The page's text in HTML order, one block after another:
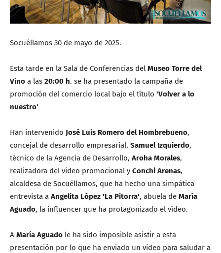
Socuéllamos 30 de mayo de 2025.
Esta tarde en la Sala de Conferencias del Museo Torre del
Vino a las 20:00 h. se ha presentado la campaña de
promoción del comercio local bajo el título 'Volver a lo
nuestro'
Han intervenido José Luis Romero del Hombrebueno,
concejal de desarrollo empresarial, Samuel Izquierdo,
técnico de la Agencia de Desarrollo, Aroha Morales,
realizadora del vídeo promocional y Conchi Arenas,
alcaldesa de Socuéllamos, que ha hecho una simpática
entrevista a Angelita López 'La Pitorra', abuela de María
Aguado, la influencer que ha protagonizado el vídeo.
A María Aguado le ha sido imposible asistir a esta
presentación por lo que ha enviado un vídeo para saludar a